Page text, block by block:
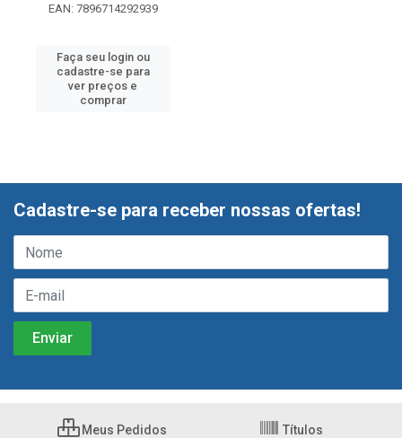
EAN: 7896714292939
Faça seu login ou
cadastre-se para
ver preços e
comprar
Cadastre-se para receber nossas ofertas!
Meus Pedidos Títulos